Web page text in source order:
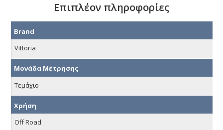
Επιπλέον πληροφορίες
Brand
Vittoria
Μονάδα Μέτρησης
Τεμάχιο
Χρήση
Off Road